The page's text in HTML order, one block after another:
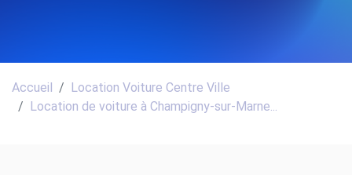
Accueil
Location Voiture Centre Ville
Location de voiture à Champigny-sur-Marne...